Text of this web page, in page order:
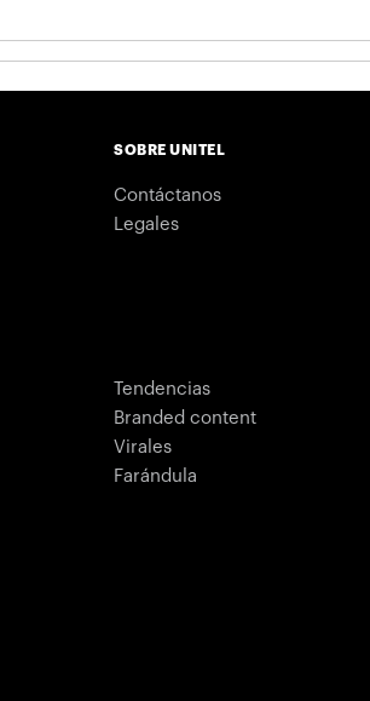
SOBRE UNITEL
Contáctanos
Legales
Tendencias
Branded content
Virales
Farándula